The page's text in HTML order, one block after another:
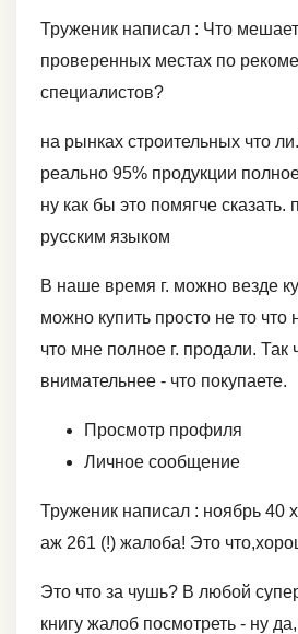
Труженик написал : Что
проверенных местах по
специалистов?
на рынках строительных что
реально 95% продукции
ну как бы это помягче
русским языком
В наше время г. можно везде
можно купить просто не то что
что мне полное г. продали. Так
внимательнее - что покупаете.
Просмотр профиля
Личное сообщение
Труженик написал : ноябрь 40
аж 261 (!) жалоба! Это
Это что за чушь? В любой
книгу жалоб посмотреть - ну